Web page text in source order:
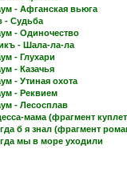
- Афганская вьюга
- Судьба
- Одиночество
- Шала-ла-ла
- Глухари
- Казачья
- Утиная охота
- Реквием
- Лесосплав
мама (фрагмент
б я знал (фрагмент
мы в море уходили